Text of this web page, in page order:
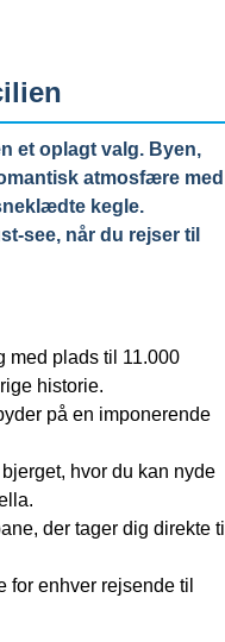
et oplagt valg. Byen,
atmosfære med
kegle.
see, når du rejser til
med plads til 11.000
historie.
på en imponerende
hvor du kan nyde
der tager dig direkte til
enhver rejsende til